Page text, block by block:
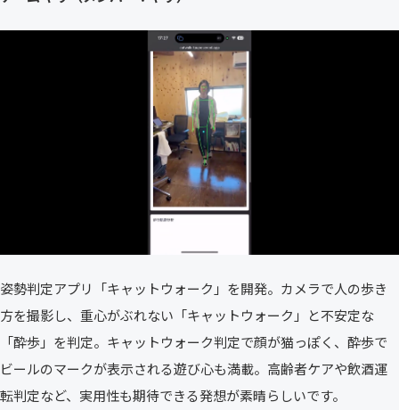
姿勢判定アプリ「キャットウォーク」を開発。カメラで人の歩き
方を撮影し、重心がぶれない「キャットウォーク」と不安定な
「酔歩」を判定。キャットウォーク判定で顔が猫っぽく、酔歩で
ビールのマークが表示される遊び心も満載。高齢者ケアや飲酒運
転判定など、実用性も期待できる発想が素晴らしいです。